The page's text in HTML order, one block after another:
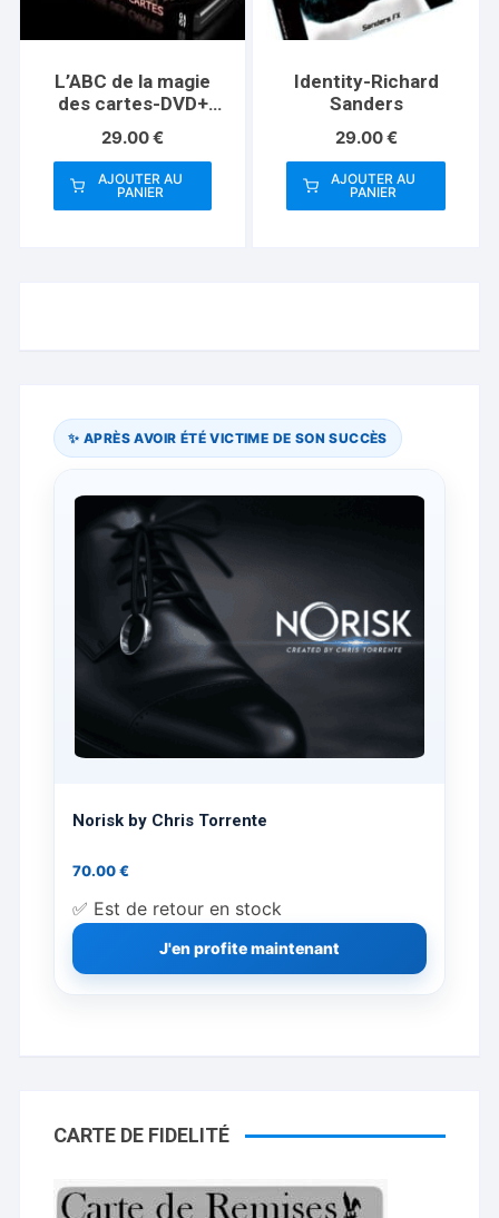
sur
la
du
L’ABC de la magie
des cartes-DVD+
Cartes- Philippe
Molina
29.00€
AJOUTER AU
PANIER
Identity-Richard
Sanders
29.00€
AJOUTER AU
PANIER
✨ APRÈS AVOIR ÉTÉ VICTIME DE SON SUCCÈS
Norisk by Chris Torrente
70.00€
✅ Est de retour en stock
J'en profite maintenant
CARTE DE FIDELITÉ